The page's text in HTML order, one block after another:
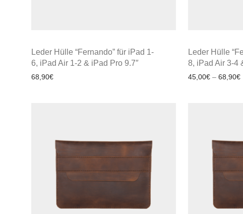
Leder Hülle “Fernando” für iPad 1-
6, iPad Air 1-2 & iPad Pro 9.7″
68,90€
Leder Hülle
8, iPad Air 3-4
45,00€ – 68,90€